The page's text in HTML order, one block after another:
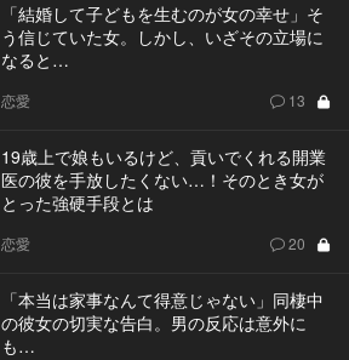
「結婚して子どもを生むのが女の幸せ」そ
う信じていた女。しかし、いざその立場に
なると…
恋愛 13
19歳上で娘もいるけど、貢いでくれる開業
医の彼を手放したくない…！そのとき女が
とった強硬手段とは
恋愛 20
「本当は家事なんて得意じゃない」同棲中
の彼女の切実な告白。男の反応は意外に
も…